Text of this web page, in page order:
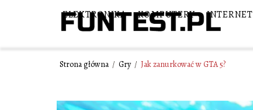
ELEKTRONIKA KOMPUTERY INTERNET
Strona główna / Gry / Jak zanurkować w GTA 5?